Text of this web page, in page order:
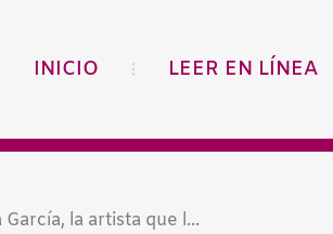
INICIO LEER EN LÍNEA
García, la artista que l...